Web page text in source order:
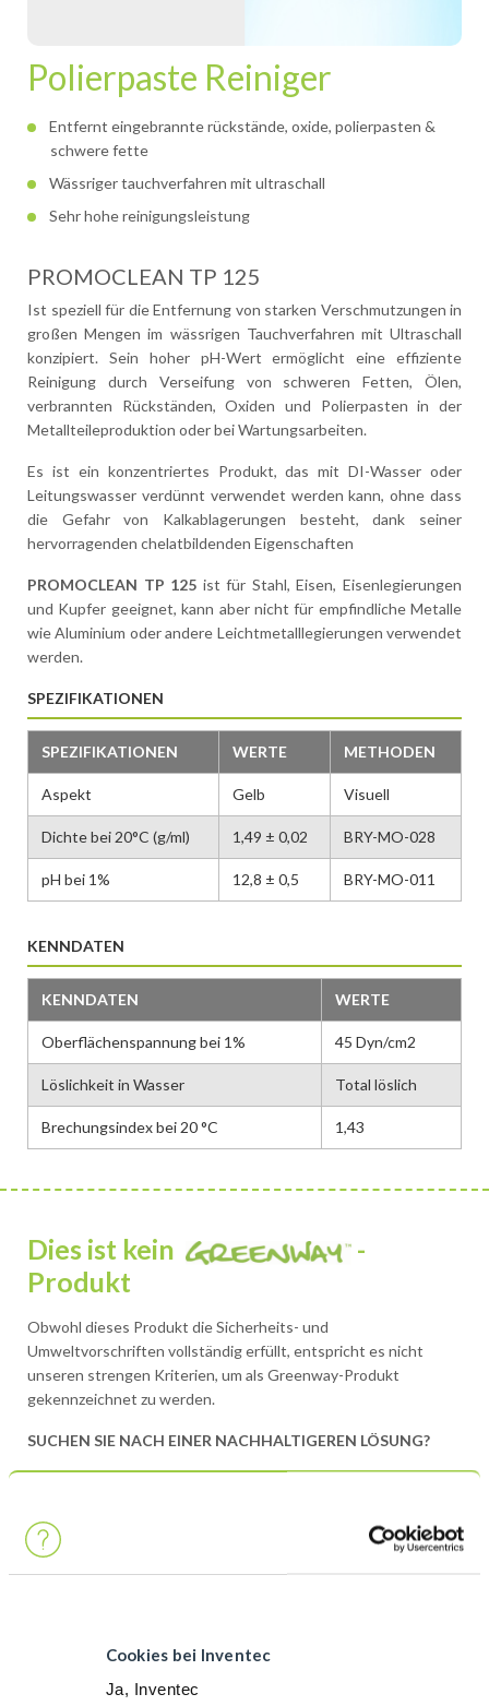
Cookies bei Inventec
Ja, Inventec
Polierpaste Reiniger
Entfernt eingebrannte rückstände, oxide, polierpasten &
schwere fette
Wässriger tauchverfahren mit ultraschall
Sehr hohe reinigungsleistung
PROMOCLEAN TP 125
Ist speziell für die Entfernung von starken Verschmutzungen in
großen Mengen im wässrigen Tauchverfahren mit Ultraschall
konzipiert. Sein hoher pH-Wert ermöglicht eine effiziente
Reinigung durch Verseifung von schweren Fetten, Ölen,
verbrannten Rückständen, Oxiden und Polierpasten in der
Metallteileproduktion oder bei Wartungsarbeiten.
Es ist ein konzentriertes Produkt, das mit DI-Wasser oder
Leitungswasser verdünnt verwendet werden kann, ohne dass
die Gefahr von Kalkablagerungen besteht, dank seiner
hervorragenden chelatbildenden Eigenschaften
PROMOCLEAN TP 125 ist für Stahl, Eisen, Eisenlegierungen
und Kupfer geeignet, kann aber nicht für empfindliche Metalle
wie Aluminium oder andere Leichtmetalllegierungen verwendet
werden.
SPEZIFIKATIONEN
SPEZIFIKATIONEN WERTE METHODEN
Aspekt Gelb Visuell
Dichte bei 20°C (g/ml) 1,49 ± 0,02 BRY-MO-028
pH bei 1% 12,8 ± 0,5 BRY-MO-011
KENNDATEN
KENNDATEN WERTE
Oberflächenspannung bei 1% 45 Dyn/cm2
Löslichkeit in Wasser Total löslich
Brechungsindex bei 20 °C 1,43
Dies ist kein
-
Produkt
Obwohl dieses Produkt die Sicherheits- und
Umweltvorschriften vollständig erfüllt, entspricht es nicht
unseren strengen Kriterien, um als Greenway-Produkt
gekennzeichnet zu werden.
SUCHEN SIE NACH EINER NACHHALTIGEREN LÖSUNG?
Wir haben derzeit keine Greenway-Alternative, aber unser
Ziel ist es, in naher Zukunft eine zu entwickeln. Falls Sie
möchten, dass wir der Entwicklung einer Greenway-Alternative